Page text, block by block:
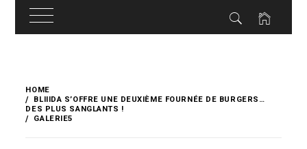
content
HOME
BLIIIDA S’OFFRE UNE DEUXIÈME FOURNÉE DE BURGERS…
DES PLUS SANGLANTS !
GALERIE5